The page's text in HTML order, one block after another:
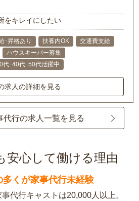
をキレイにしたい
･昇格あり 扶養内OK
交通費支給
ハウスキーパー募集
代･40代･50代活躍中
求人の詳細を見る
代行の求人一覧を見る
安心して働ける理由
多くが家事代行未経験
代行キャストは20,000人以上。